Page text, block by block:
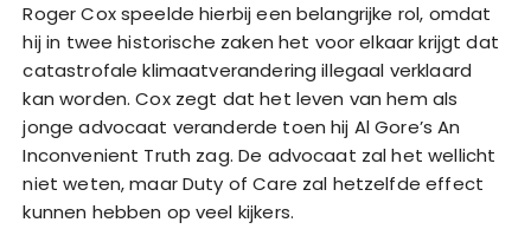
Roger Cox speelde hierbij een belangrijke rol, omdat
hij in twee historische zaken het voor elkaar krijgt dat
catastrofale klimaatverandering illegaal verklaard
kan worden. Cox zegt dat het leven van hem als
jonge advocaat veranderde toen hij Al Gore’s An
Inconvenient Truth zag. De advocaat zal het wellicht
niet weten, maar Duty of Care zal hetzelfde effect
kunnen hebben op veel kijkers.